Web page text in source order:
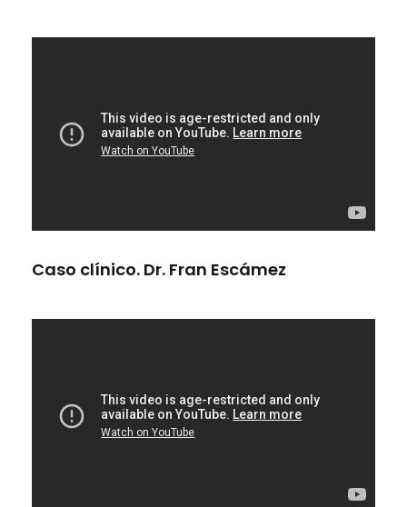
Caso clínico. Dr. Fran Escámez